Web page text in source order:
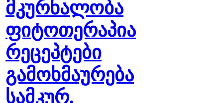
მკურნალობა
ფიტოთერაპია
რეცეპტები
გამოხმაურება
სამკურ.